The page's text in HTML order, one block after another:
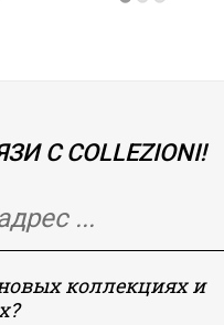
С COLLEZIONI!
коллекциях и